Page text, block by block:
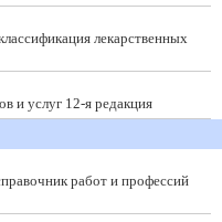
лекарственных
и услуг 12-я редакция
работ и профессий